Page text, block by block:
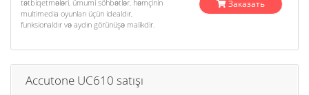
tətbiqetmələri, ümumi söhbətlər, həmçinin
multimedia oyunları üçün idealdır,
funksionaldır və aydın görünüşə malikdir.
Заказать
Accutone UC610 satışı